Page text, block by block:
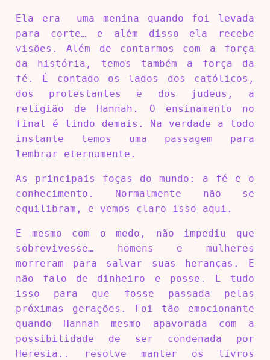
Ela era uma menina quando foi levada
para corte… e além disso ela recebe
visões. Além de contarmos com a força
da história, temos também a força da
fé. É contado os lados dos católicos,
dos protestantes e dos judeus, a
religião de Hannah. O ensinamento no
final é lindo demais. Na verdade a todo
instante temos uma passagem para
lembrar eternamente.
As principais foças do mundo: a fé e o
conhecimento. Normalmente não se
equilibram, e vemos claro isso aqui.
E mesmo com o medo, não impediu que
sobrevivesse… homens e mulheres
morreram para salvar suas heranças. E
não falo de dinheiro e posse. E tudo
isso para que fosse passada pelas
próximas gerações. Foi tão emocionante
quando Hannah mesmo apavorada com a
possibilidade de ser condenada por
Heresia.. resolve manter os livros